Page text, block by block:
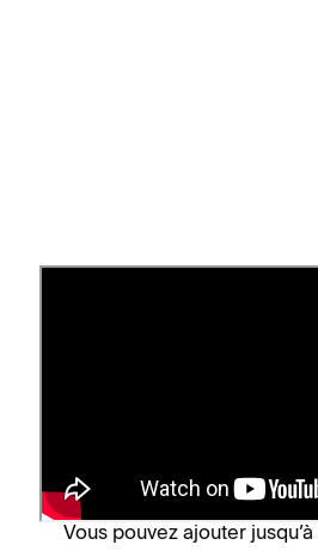
un compte pour devenir
Vous pouvez ajouter